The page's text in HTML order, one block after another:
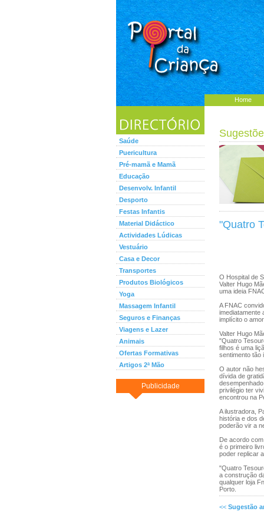
Home
Saúde
Puericultura
Pré-mamã e Mamã
Educação
Desenvolv. Infantil
Desporto
Festas Infantis
Material Didáctico
Actividades Lúdicas
Vestuário
Casa e Decor
Transportes
Produtos Biológicos
Yoga
Massagem Infantil
Seguros e Finanças
Viagens e Lazer
Animais
Ofertas Formativas
Artigos 2ª Mão
Publicidade
"Quatro
O Hospital de
Valter Hugo
uma ideia
A FNAC
imediatamente
implícito o
Valter Hugo
"Quatro
filhos é uma
sentimento tão
O autor não
dívida de
privilégio ter
encontrou na
A ilustradora,
história e dos
poderão vir a
De acordo
é o primeiro
poder replicar
"Quatro
a construção
qualquer loja
Porto.
<< Sugestão